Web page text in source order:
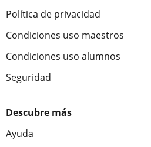
Política de privacidad
Condiciones uso maestros
Condiciones uso alumnos
Seguridad
Descubre más
Ayuda